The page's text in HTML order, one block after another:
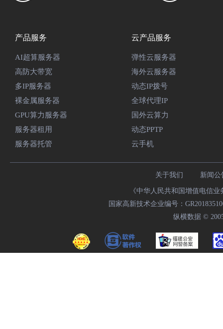
产品服务
AI超算服务器
高防大带宽
多IP服务器
裸金属服务器
GPU算力服务器
服务器租用
服务器托管
云产品服务
弹性云服务器
海外云服务器
动态IP拨号
全球代理IP
国外云算力
动态PPTP
云手机
关于我们 新闻公
《中华人民共和国增值电信
国家高新技术企业编号：
纵横数据 ©